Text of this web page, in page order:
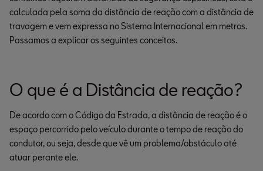
calculada pela soma da distância de reação com a distância de
travagem e vem expressa no Sistema Internacional em metros.
Passamos a explicar os seguintes conceitos.
O que é a Distância de reação?
De acordo com o Código da Estrada, a distância de reação é o
espaço percorrido pelo veículo durante o tempo de reação do
condutor, ou seja, desde que vê um problema/obstáculo até
atuar perante ele.